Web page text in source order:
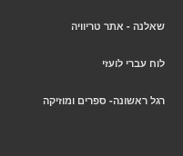
שאלנה - אתר טריוויה
לוח עברי לועזי
רגל ראשונה- ספרים ומוזיקה